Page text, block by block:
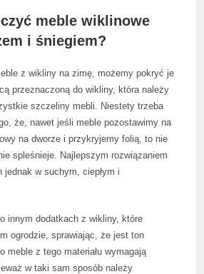
meble wiklinowe
i śniegiem?
z wikliny na zimę, możemy pokryć je
przeznaczoną do wikliny, która należy
szczeliny mebli. Niestety trzeba
że, nawet jeśli meble pozostawimy na
na dworze i przykryjemy folią, to nie
spleśnieje. Najlepszym rozwiązaniem
jednak w suchym, ciepłym i
innym dodatkach z wikliny, które
ogrodzie, sprawiając, że jest ton
meble z tego materiału wymagają
w taki sam sposób należy